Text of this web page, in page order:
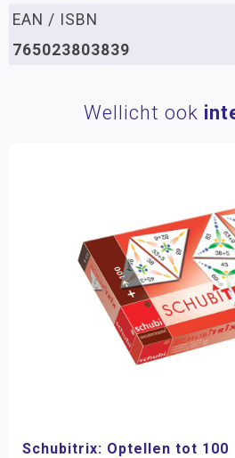
EAN / ISBN
765023803839
Wellicht ook
Schubitrix: Optellen tot 100